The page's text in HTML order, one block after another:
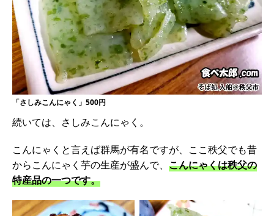
「さしみこんにゃく」500円
続いては、さしみこんにゃく。
こんにゃくと言えば群馬が有名ですが、ここ秩父でも昔
からこんにゃく芋の生産が盛んで、 こんにゃくは秩父の
特産品の一つです。